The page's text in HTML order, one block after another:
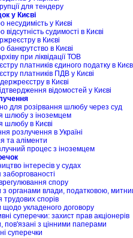
для тендеру
у Києві
несудимість у Києві
відсутність судимості в Києві
в Києві
банкрутство в Києві
при ліквідації ТОВ
платників єдиного податку в
платників ПДВ у Києві
в Києві
відомостей у Києві
для розірвання шлюбу через суд
шлюбу з іноземцем
шлюбу в Києві
розлучення в Україні
та аліменти
процес з іноземцем
інтересів у судах
спору
з органами влади, податковою,
трудових спорів
щодо укладеного договору
суперечки: захист прав акціонерів
пов'язані з цінними паперами
суперечки